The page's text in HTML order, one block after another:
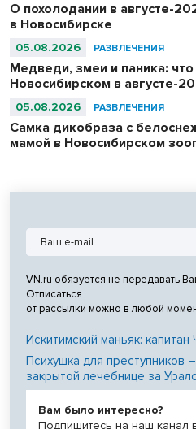
О похолодании в августе-
в Новосибирске
05.08.2026 РАЗВЛЕЧЕНИЯ
Медведи, змеи и паника:
Новосибирском в августе-
05.08.2026 РАЗВЛЕЧЕНИЯ
Самка дикобраза с
мамой в Новосибирском
VN.ru обязуется не передавать
Отписаться
от рассылки можно в любой
Искитимский маньяк:
Психушка для преступников
закрытой лечебнице за
Вам было интересно?
Подпишитесь на наш канал